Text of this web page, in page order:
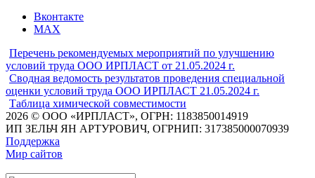
Вконтакте
MAX
Перечень рекомендуемых мероприятий по улучшению
условий труда ООО ИРПЛАСТ от 21.05.2024 г.
Сводная ведомость результатов проведения специальной
оценки условий труда ООО ИРПЛАСТ 21.05.2024 г.
Таблица химической совместимости
2026 © ООО «ИРПЛАСТ», ОГРН: 1183850014919
ИП ЗЕЛЬЧ ЯН АРТУРОВИЧ, ОГРНИП: 317385000070939
Поддержка
Мир сайтов